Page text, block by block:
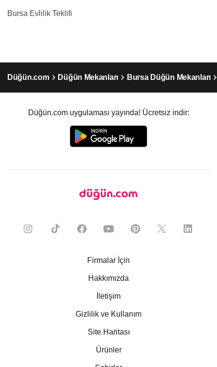
Bursa Evlilik Teklifi
Düğün.com Düğün Mekanları Bursa Düğün Mekanları
Düğün.com uygulaması yayında! Ücretsiz indir:
Firmalar İçin
Hakkımızda
İletişim
Gizlilik ve Kullanım
Site Haritası
Ürünler